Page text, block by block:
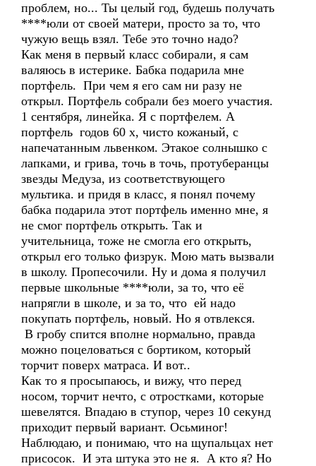
проблем, но... Ты целый год, будешь получать
****юли от своей матери, просто за то, что
чужую вещь взял. Тебе это точно надо?
Как меня в первый класс собирали, я сам
валяюсь в истерике. Бабка подарила мне
портфель. При чем я его сам ни разу не
открыл. Портфель собрали без моего участия.
1 сентября, линейка. Я с портфелем. А
портфель годов 60 х, чисто кожаный, с
напечатанным львенком. Этакое солнышко с
лапками, и грива, точь в точь, протуберанцы
звезды Медуза, из соответствующего
мультика. и придя в класс, я понял почему
бабка подарила этот портфель именно мне, я
не смог портфель открыть. Так и
учительница, тоже не смогла его открыть,
открыл его только физрук. Мою мать вызвали
в школу. Пропесочили. Ну и дома я получил
первые школьные ****юли, за то, что её
напрягли в школе, и за то, что ей надо
покупать портфель, новый. Но я отвлекся.
В гробу спится вполне нормально, правда
можно поцеловаться с бортиком, который
торчит поверх матраса. И вот..
Как то я просыпаюсь, и вижу, что перед
носом, торчит нечто, с отростками, которые
шевелятся. Впадаю в ступор, через 10 секунд
приходит первый вариант. Осьминог!
Наблюдаю, и понимаю, что на щупальцах нет
присосок. И эта штука это не я. А кто я? Но